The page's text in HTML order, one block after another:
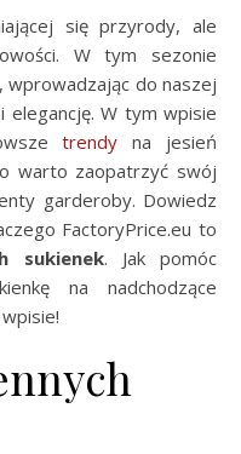
W tym sezonie
wprowadzając do naszej
elegancję. W tym wpisie
trendy na jesień
warto zaopatrzyć swój
garderoby. Dowiedz
FactoryPrice.eu to
sukienek. Jak pomóc
na nadchodzące